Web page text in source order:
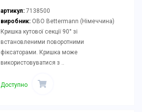
артикул: 7138500
виробник:OBO Bettermann (Німеччина)
Кришка кутової секції 90° зі
встановленими поворотними
фіксаторами. Кришка може
використовуватися з ..
Доступно